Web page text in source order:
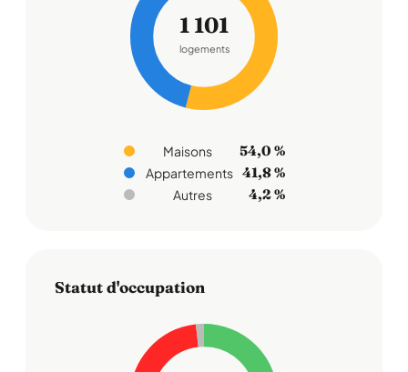
1 101
logements
Maisons 54,0 %
Appartements 41,8 %
Autres 4,2 %
Statut d'occupation